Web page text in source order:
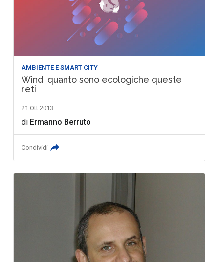
AMBIENTE E SMART CITY
Wind, quanto sono ecologiche queste
reti
21 Ott 2013
di Ermanno Berruto
Condividi